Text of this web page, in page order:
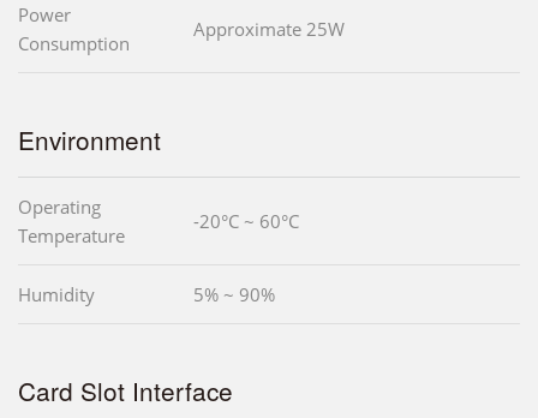
Power
Consumption
Approximate 25W
Environment
Operating
Temperature
-20°C ~ 60°C
Humidity 5% ~ 90%
Card Slot Interface